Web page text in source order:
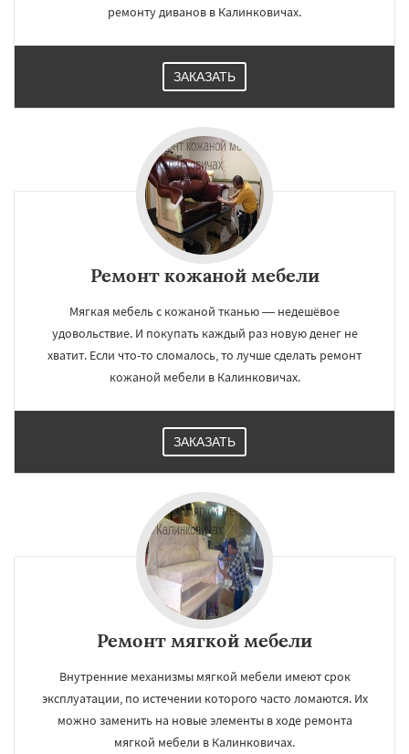
ремонту диванов в Калинковичах.
ЗАКАЗАТЬ
Ремонт кожаной мебели
Мягкая мебель с кожаной тканью — недешёвое
удовольствие. И покупать каждый раз новую денег не
хватит. Если что-то сломалось, то лучше сделать ремонт
кожаной мебели в Калинковичах.
ЗАКАЗАТЬ
Ремонт мягкой мебели
Внутренние механизмы мягкой мебели имеют срок
эксплуатации, по истечении которого часто ломаются. Их
можно заменить на новые элементы в ходе ремонта
мягкой мебели в Калинковичах.